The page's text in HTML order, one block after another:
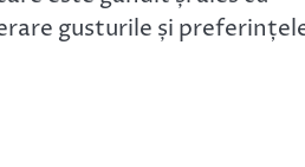
gusturile și